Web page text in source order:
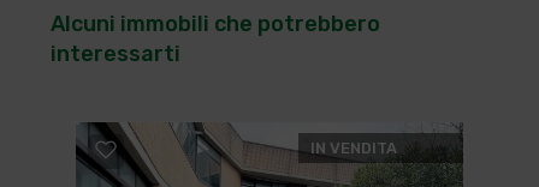
Alcuni immobili che potrebbero
interessarti
IN VENDITA